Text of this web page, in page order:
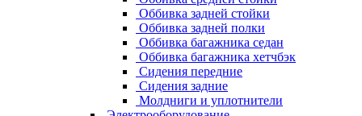
Оббивка задней стойки
Оббивка задней полки
Оббивка багажника седан
Оббивка багажника хетчбэк
Сидения передние
Сидения задние
Молдниги и уплотнители